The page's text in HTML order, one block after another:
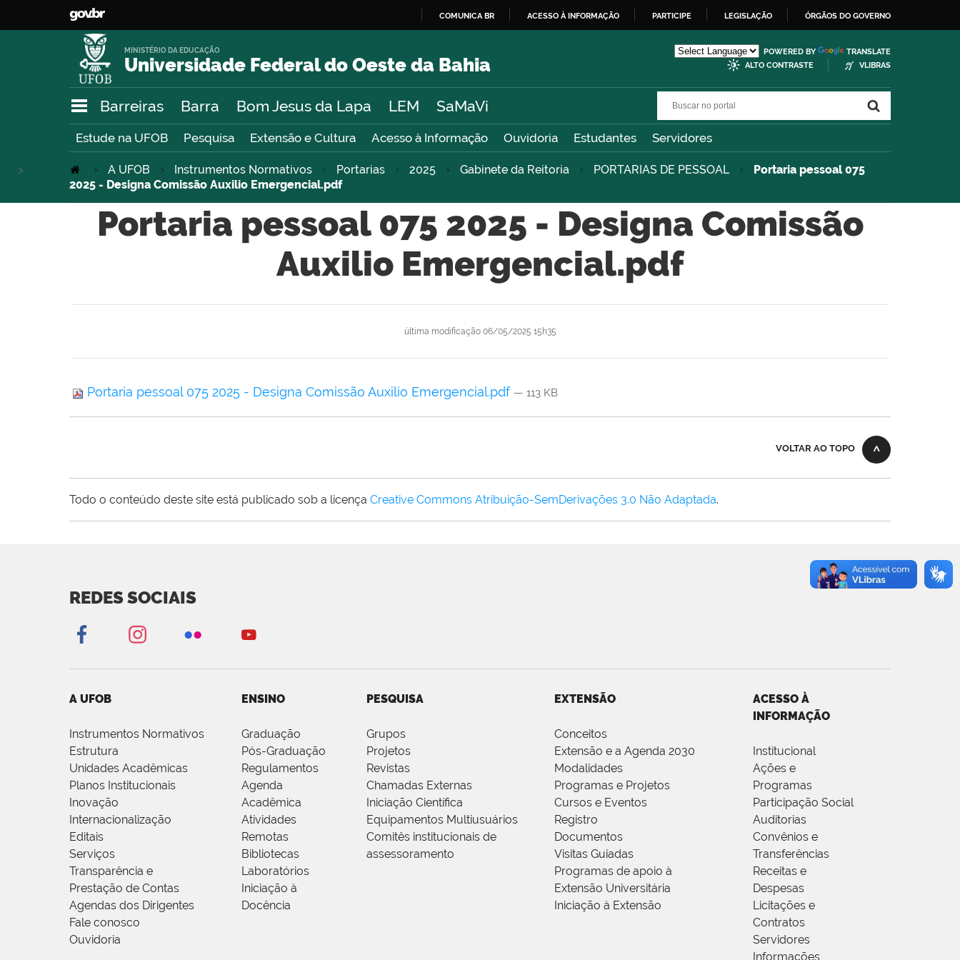
O
COMUNICA BR ACESSO À INFORMAÇÃO PARTICIPE LEGISLAÇÃO ÓRGÃOS DO GOVERNO
Universidade Federal do Oeste da Bahia
MINISTÉRIO DA EDUCAÇÃO POWERED BY
TRANSLATE
ALTO CONTRASTE
VLIBRAS
Barreiras Barra Bom Jesus da Lapa LEM SaMaVi
Estude na UFOB Pesquisa Extensão e Cultura Acesso à Informação Ouvidoria Estudantes Servidores
A UFOB Instrumentos Normativos Portarias 2025 Gabinete da Reitoria PORTARIAS DE PESSOAL
>
Portaria pessoal 075
2025 - Designa Comissão Auxilio Emergencial.pdf
Portaria pessoal 075 2025 - Designa Comissão
Auxilio Emergencial.pdf
última modificação06/05/2025 15h35
Portaria pessoal 075 2025 - Designa Comissão Auxilio Emergencial.pdf — 113 KB
VOLTAR AO TOPO
Todo o conteúdo deste site está publicado sob a licença Creative Commons Atribuição-SemDerivações 3.0 Não Adaptada.
REDES SOCIAIS
A UFOB
Instrumentos Normativos
Estrutura
Unidades Acadêmicas
Planos Institucionais
Inovação
Internacionalização
Editais
Serviços
Transparência e
Prestação de Contas
Agendas dos Dirigentes
Fale conosco
Ouvidoria
ENSINO
Graduação
Pós-Graduação
Regulamentos
Agenda
Acadêmica
Atividades
Remotas
Bibliotecas
Laboratórios
Iniciação à
Docência
PESQUISA
Grupos
Projetos
Revistas
Chamadas Externas
Iniciação Científica
Equipamentos Multiusuários
Comitês institucionais de
assessoramento
EXTENSÃO
Conceitos
Extensão e a Agenda 2030
Modalidades
Programas e Projetos
Cursos e Eventos
Registro
Documentos
Visitas Guiadas
Programas de apoio à
Extensão Universitária
Iniciação à Extensão
ACESSO À
INFORMAÇÃO
Institucional
Ações e
Programas
Participação Social
Auditorias
Convênios e
Transferências
Receitas e
Despesas
Licitações e
Contratos
Servidores
Informações